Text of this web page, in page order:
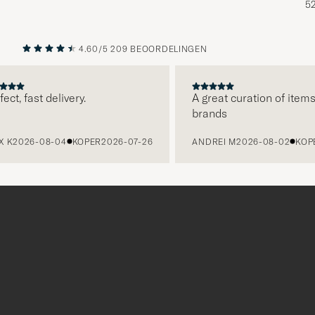
VORIGE
4.60/5 209 BEOORDELINGEN
fast delivery.
08-04 KOPER2026-07-26
A great curation of items,
brands
ANDREI M2026-08-02 KOPER